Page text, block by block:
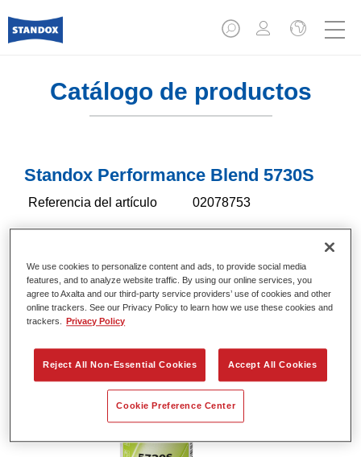
Catálogo de productos
Standox Performance Blend 5730S
Referencia del artículo 02078753
Más información
We use cookies to personalize content and ads, to provide social media
features, and to analyze website traffic. By using our online services, you
agree to Axalta and our third-party service providers’ use of cookies and other
online trackers. See our Privacy Policy to learn how we use these cookies and
trackers.
Privacy Policy
Reject All Non-Essential Cookies Accept All Cookies
Cookie Preference Center